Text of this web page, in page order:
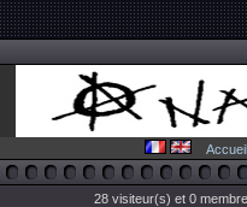
Accueil
28 visiteur(s) et 0